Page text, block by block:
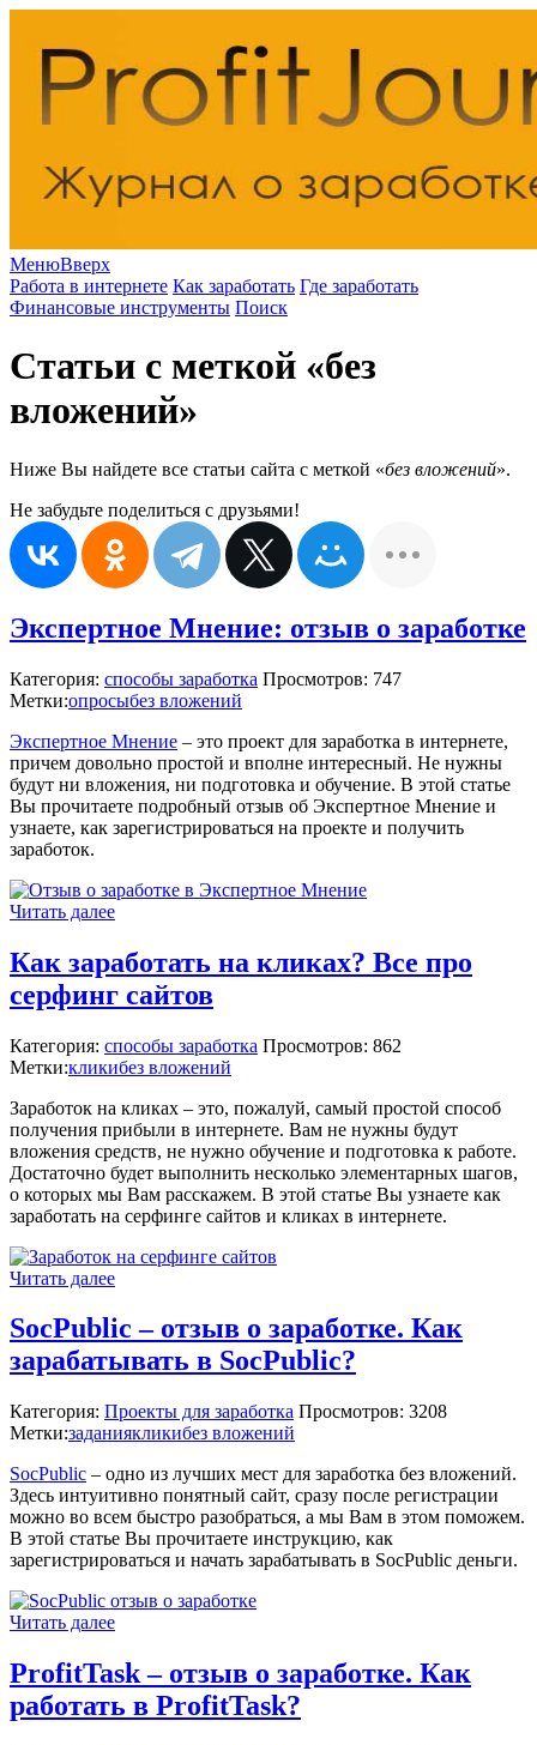
МенюВверх
Работа в интернете Как заработать Где заработать
Финансовые инструменты Поиск
Статьи с меткой «без
вложений»
Ниже Вы найдете все статьи сайта с меткой «без вложений».
Не забудьте поделиться с друзьями!
Экспертное Мнение: отзыв о заработке
Категория: способы заработка Просмотров: 747
Метки:опросыбез вложений
Экспертное Мнение – это проект для заработка в интернете,
причем довольно простой и вполне интересный. Не нужны
будут ни вложения, ни подготовка и обучение. В этой статье
Вы прочитаете подробный отзыв об Экспертное Мнение и
узнаете, как зарегистрироваться на проекте и получить
заработок.
Читать далее
Как заработать на кликах? Все про
серфинг сайтов
Категория: способы заработка Просмотров: 862
Метки:кликибез вложений
Заработок на кликах – это, пожалуй, самый простой способ
получения прибыли в интернете. Вам не нужны будут
вложения средств, не нужно обучение и подготовка к работе.
Достаточно будет выполнить несколько элементарных шагов,
о которых мы Вам расскажем. В этой статье Вы узнаете как
заработать на серфинге сайтов и кликах в интернете.
Читать далее
SocPublic – отзыв о заработке. Как
зарабатывать в SocPublic?
Категория: Проекты для заработка Просмотров: 3208
Метки:заданиякликибез вложений
SocPublic – одно из лучших мест для заработка без вложений.
Здесь интуитивно понятный сайт, сразу после регистрации
можно во всем быстро разобраться, а мы Вам в этом поможем.
В этой статье Вы прочитаете инструкцию, как
зарегистрироваться и начать зарабатывать в SocPublic деньги.
Читать далее
ProfitTask – отзыв о заработке. Как
работать в ProfitTask?